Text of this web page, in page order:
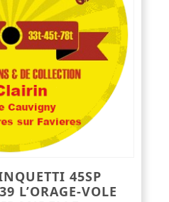
45SP
L’ORAGE-VOLE